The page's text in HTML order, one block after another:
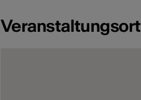
Veranstaltungsort